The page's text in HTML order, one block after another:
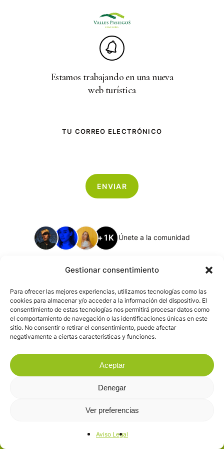
Gestionar consentimiento
Para ofrecer las mejores experiencias, utilizamos tecnologías como las
cookies para almacenar y/o acceder a la información del dispositivo. El
consentimiento de estas tecnologías nos permitirá procesar datos como
el comportamiento de navegación o las identificaciones únicas en este
sitio. No consentir o retirar el consentimiento, puede afectar
negativamente a ciertas características y funciones.
Aceptar
Denegar
Ver preferencias
Aviso Legal
Estamos trabajando en una nueva
web turística
TU CORREO ELECTRÓNICO
+1K Únete a la comunidad